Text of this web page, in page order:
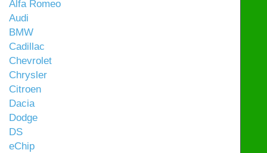
Alfa Romeo
Audi
BMW
Cadillac
Chevrolet
Chrysler
Citroen
Dacia
Dodge
DS
eChip